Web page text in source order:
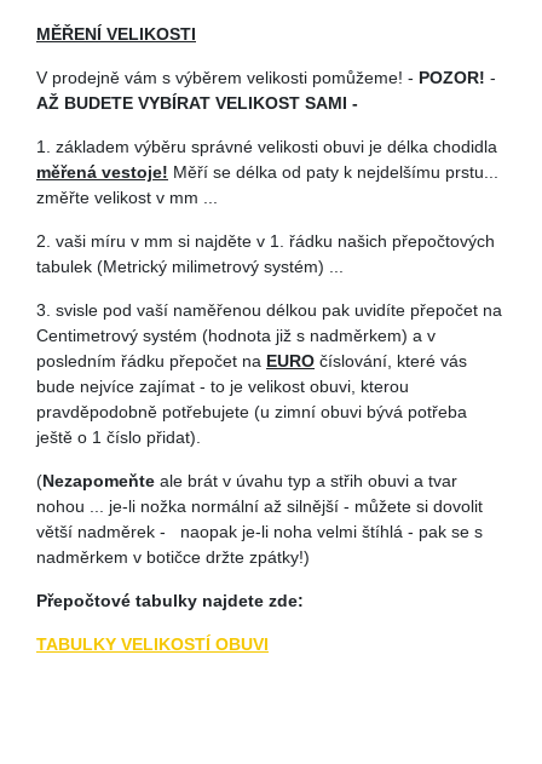
MĚŘENÍ VELIKOSTI
V prodejně vám s výběrem velikosti pomůžeme! - POZOR! -
AŽ BUDETE VYBÍRAT VELIKOST SAMI -
1. základem výběru správné velikosti obuvi je délka chodidla
měřená vestoje! Měří se délka od paty k nejdelšímu prstu...
změřte velikost v mm ...
2. vaši míru v mm si najděte v 1. řádku našich přepočtových
tabulek (Metrický milimetrový systém) ...
3. svisle pod vaší naměřenou délkou pak uvidíte přepočet na
Centimetrový systém (hodnota již s nadměrkem) a v
posledním řádku přepočet na EURO číslování, které vás
bude nejvíce zajímat - to je velikost obuvi, kterou
pravděpodobně potřebujete (u zimní obuvi bývá potřeba
ještě o 1 číslo přidat).
(Nezapomeňte ale brát v úvahu typ a střih obuvi a tvar
nohou ... je-li nožka normální až silnější - můžete si dovolit
větší nadměrek - naopak je-li noha velmi štíhlá - pak se s
nadměrkem v botičce držte zpátky!)
Přepočtové tabulky najdete zde:
TABULKY VELIKOSTÍ OBUVI